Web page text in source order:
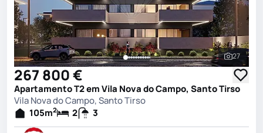
Ver
27
267 800 €
Apartamento T2 em Vila Nova do Campo, Santo Tirso
Vila Nova do Campo, Santo Tirso
105m2 2 3